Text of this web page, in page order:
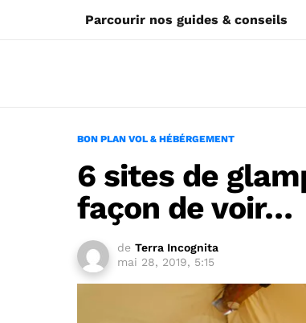
Parcourir nos guides & conseils
BON PLAN VOL & HÉBÉRGEMENT
6 sites de
façon de voir…
de Terra Incognita
mai 28, 2019, 5:15